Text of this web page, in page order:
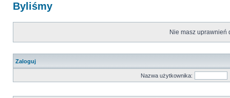
Byliśmy
Nie masz uprawnień
Zaloguj
Nazwa użytkownika: